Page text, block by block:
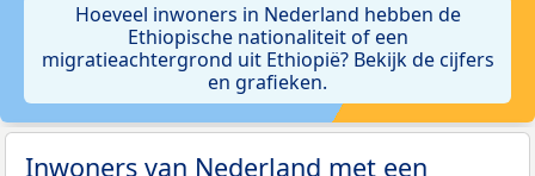
Hoeveel inwoners in Nederland hebben de
Ethiopische nationaliteit of een
migratieachtergrond uit Ethiopië? Bekijk de cijfers
en grafieken.
Inwoners van Nederland met een